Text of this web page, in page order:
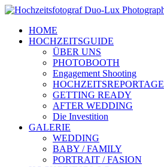
Zum
springenHOME
HOCHZEITSGUIDE
ÜBER UNS
PHOTOBOOTH
Engagement Shooting
HOCHZEITSREPORTAGE
GETTING READY
AFTER WEDDING
Die Investition
GALERIE
WEDDING
BABY / FAMILY
PORTRAIT / FASION